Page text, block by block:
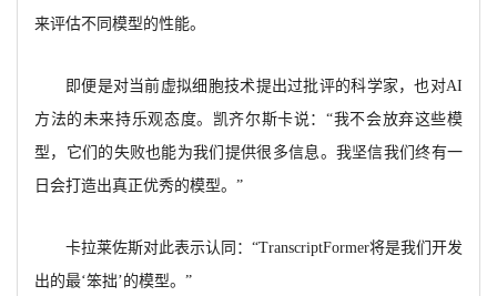
来评估不同模型的性能。
即便是对当前虚拟细胞技术提出过批评的科学家，也对AI
方法的未来持乐观态度。凯齐尔斯卡说：“我不会放弃这些模
型，它们的失败也能为我们提供很多信息。我坚信我们终有一
日会打造出真正优秀的模型。”
卡拉莱佐斯对此表示认同： “TranscriptFormer将是我们开发
出的最‘笨拙’的模型。”